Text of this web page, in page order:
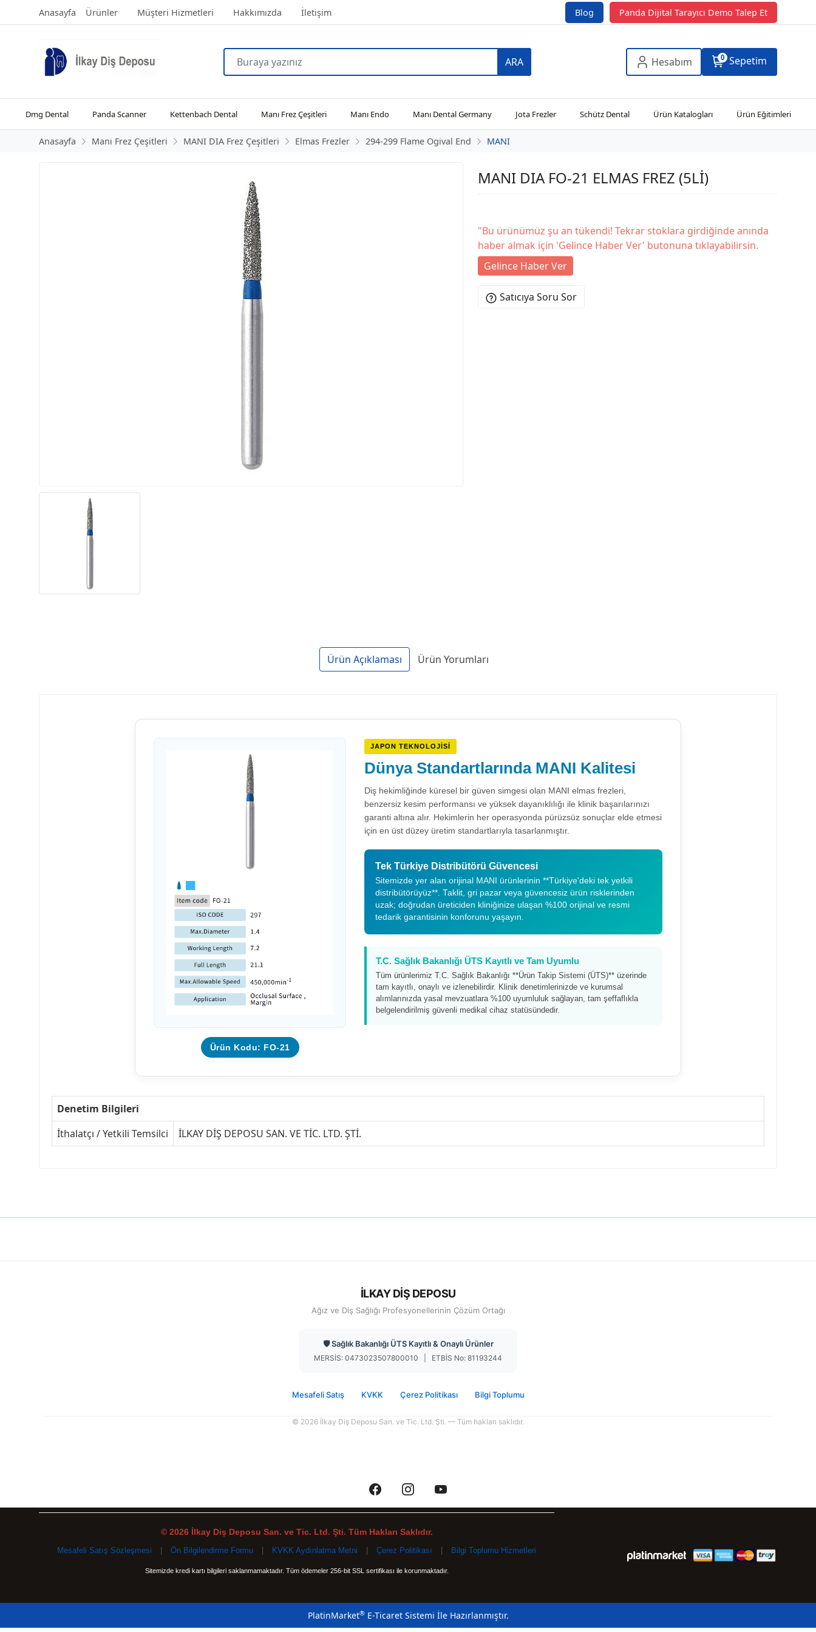
Anasayfa Ürünler Müşteri Hizmetleri Hakkımızda İletişim Blog Panda Dijital Tarayıcı Demo Talep Et
ARA Hesabım 0 Sepetim
Dmg Dental Panda Scanner Kettenbach Dental Manı Frez Çeşitleri Manı Endo Manı Dental Germany Jota Frezler Schütz Dental Ürün Katalogları Ürün Eğitimleri
Anasayfa Manı Frez Çeşitleri MANI DIA Frez Çeşitleri Elmas Frezler 294-299 Flame Ogival End MANI
MANI DIA FO-21 ELMAS FREZ (5Lİ)
"Bu ürünümüz şu an tükendi! Tekrar stoklara girdiğinde anında
haber almak için 'Gelince Haber Ver' butonuna tıklayabilirsin.
Gelince Haber Ver
Satıcıya Soru Sor
Ürün Açıklaması Ürün Yorumları
Ürün Kodu: FO-21
JAPON TEKNOLOJISI
Dünya Standartlarında MANI Kalitesi
Diş hekimliğinde küresel bir güven simgesi olan MANI elmas frezleri,
benzersiz kesim performansı ve yüksek dayanıklılığı ile klinik başarılarınızı
garanti altına alır. Hekimlerin her operasyonda pürüzsüz sonuçlar elde etmesi
için en üst düzey üretim standartlarıyla tasarlanmıştır.
Tek Türkiye Distribütörü Güvencesi
Sitemizde yer alan orijinal MANI ürünlerinin **Türkiye'deki tek yetkili
distribütörüyüz**. Taklit, gri pazar veya güvencesiz ürün risklerinden
uzak; doğrudan üreticiden kliniğinize ulaşan %100 orijinal ve resmi
tedarik garantisinin konforunu yaşayın.
T.C. Sağlık Bakanlığı ÜTS Kayıtlı ve Tam Uyumlu
Tüm ürünlerimiz T.C. Sağlık Bakanlığı **Ürün Takip Sistemi (ÜTS)** üzerinde
tam kayıtlı, onaylı ve izlenebilirdir. Klinik denetimlerinizde ve kurumsal
alımlarınızda yasal mevzuatlara %100 uyumluluk sağlayan, tam şeffaflıkla
belgelendirilmiş güvenli medikal cihaz statüsündedir.
Denetim Bilgileri
İthalatçı / Yetkili Temsilci
İLKAY DİŞ DEPOSU SAN. VE TİC. LTD. ŞTİ.
İLKAY DİŞ DEPOSU
Ağız ve Diş Sağlığı Profesyonellerinin Çözüm Ortağı
🛡️ Sağlık Bakanlığı ÜTS Kayıtlı & Onaylı Ürünler
MERSİS: 0473023507800010 | ETBİS No: 81193244
Mesafeli Satış KVKK Çerez Politikası Bilgi Toplumu
© 2026 İlkay Diş Deposu San. ve Tic. Ltd. Şti. — Tüm hakları saklıdır.
© 2026 İlkay Diş Deposu San. ve Tic. Ltd. Şti. Tüm Hakları Saklıdır.
Mesafeli Satış Sözleşmesi Ön Bilgilendirme Formu KVKK Aydınlatma Metni Çerez Politikası Bilgi Toplumu Hizmetleri
Sitemizde kredi kartı bilgileri saklanmamaktadır. Tüm ödemeler 256-bit SSL sertifikası ile korunmaktadır.
PlatinMarket®E-Ticaret Sistemi İle Hazırlanmıştır.